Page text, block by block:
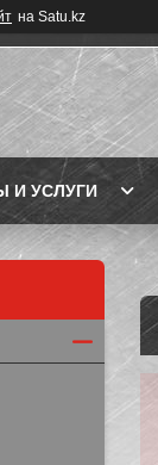
на Satu.kz
И УСЛУГИ